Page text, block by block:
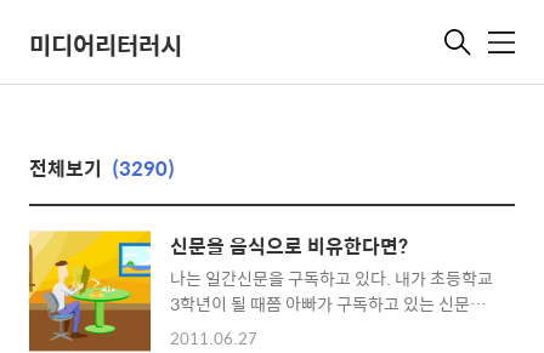
미디어리터러시 메
전체보기 (3290)
신문을 음식으로 비유한다면?
나는 일간신문을 구독하고 있다. 내가 초등학교
3학년이 될 때쯤 아빠가 구독하고 있는 신문을
보기 시작했으니까 벌써 4년이 지났고 올해로 5
2011.06.27